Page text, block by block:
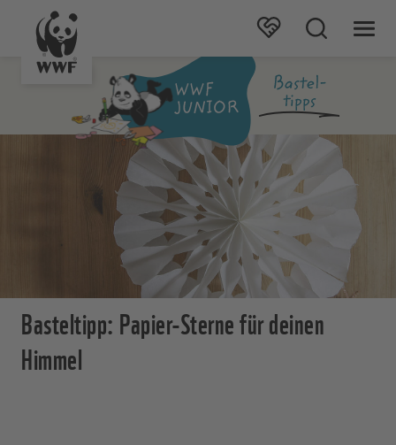
Basteltipp: Papier-Sterne für deinen
Himmel